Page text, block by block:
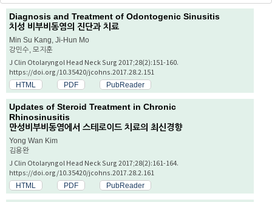
Diagnosis and Treatment of Odontogenic Sinusitis
치성 비부비동염의 진단과 치료
Min Su Kang, Ji-Hun Mo
강민수, 모지훈
J Clin Otolaryngol Head Neck Surg 2017;28(2):151-160.
https://doi.org/10.35420/jcohns.2017.28.2.151
HTML PDF PubReader
Updates of Steroid Treatment in Chronic
Rhinosinusitis
만성비부비동염에서 스테로이드 치료의 최신경향
Yong Wan Kim
김용완
J Clin Otolaryngol Head Neck Surg 2017;28(2):161-164.
https://doi.org/10.35420/jcohns.2017.28.2.161
HTML PDF PubReader